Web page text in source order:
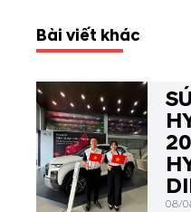
Bài viết khác
08/